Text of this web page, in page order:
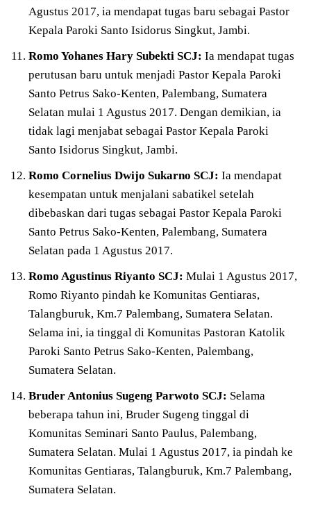
Agustus 2017, ia mendapat tugas baru sebagai Pastor
Kepala Paroki Santo Isidorus Singkut, Jambi.
Romo Yohanes Hary Subekti SCJ: Ia mendapat tugas
perutusan baru untuk menjadi Pastor Kepala Paroki
Santo Petrus Sako-Kenten, Palembang, Sumatera
Selatan mulai 1 Agustus 2017. Dengan demikian, ia
tidak lagi menjabat sebagai Pastor Kepala Paroki
Santo Isidorus Singkut, Jambi.
Romo Cornelius Dwijo Sukarno SCJ: Ia mendapat
kesempatan untuk menjalani sabatikel setelah
dibebaskan dari tugas sebagai Pastor Kepala Paroki
Santo Petrus Sako-Kenten, Palembang, Sumatera
Selatan pada 1 Agustus 2017.
Romo Agustinus Riyanto SCJ: Mulai 1 Agustus 2017,
Romo Riyanto pindah ke Komunitas Gentiaras,
Talangburuk, Km.7 Palembang, Sumatera Selatan.
Selama ini, ia tinggal di Komunitas Pastoran Katolik
Paroki Santo Petrus Sako-Kenten, Palembang,
Sumatera Selatan.
Bruder Antonius Sugeng Parwoto SCJ: Selama
beberapa tahun ini, Bruder Sugeng tinggal di
Komunitas Seminari Santo Paulus, Palembang,
Sumatera Selatan. Mulai 1 Agustus 2017, ia pindah ke
Komunitas Gentiaras, Talangburuk, Km.7 Palembang,
Sumatera Selatan.